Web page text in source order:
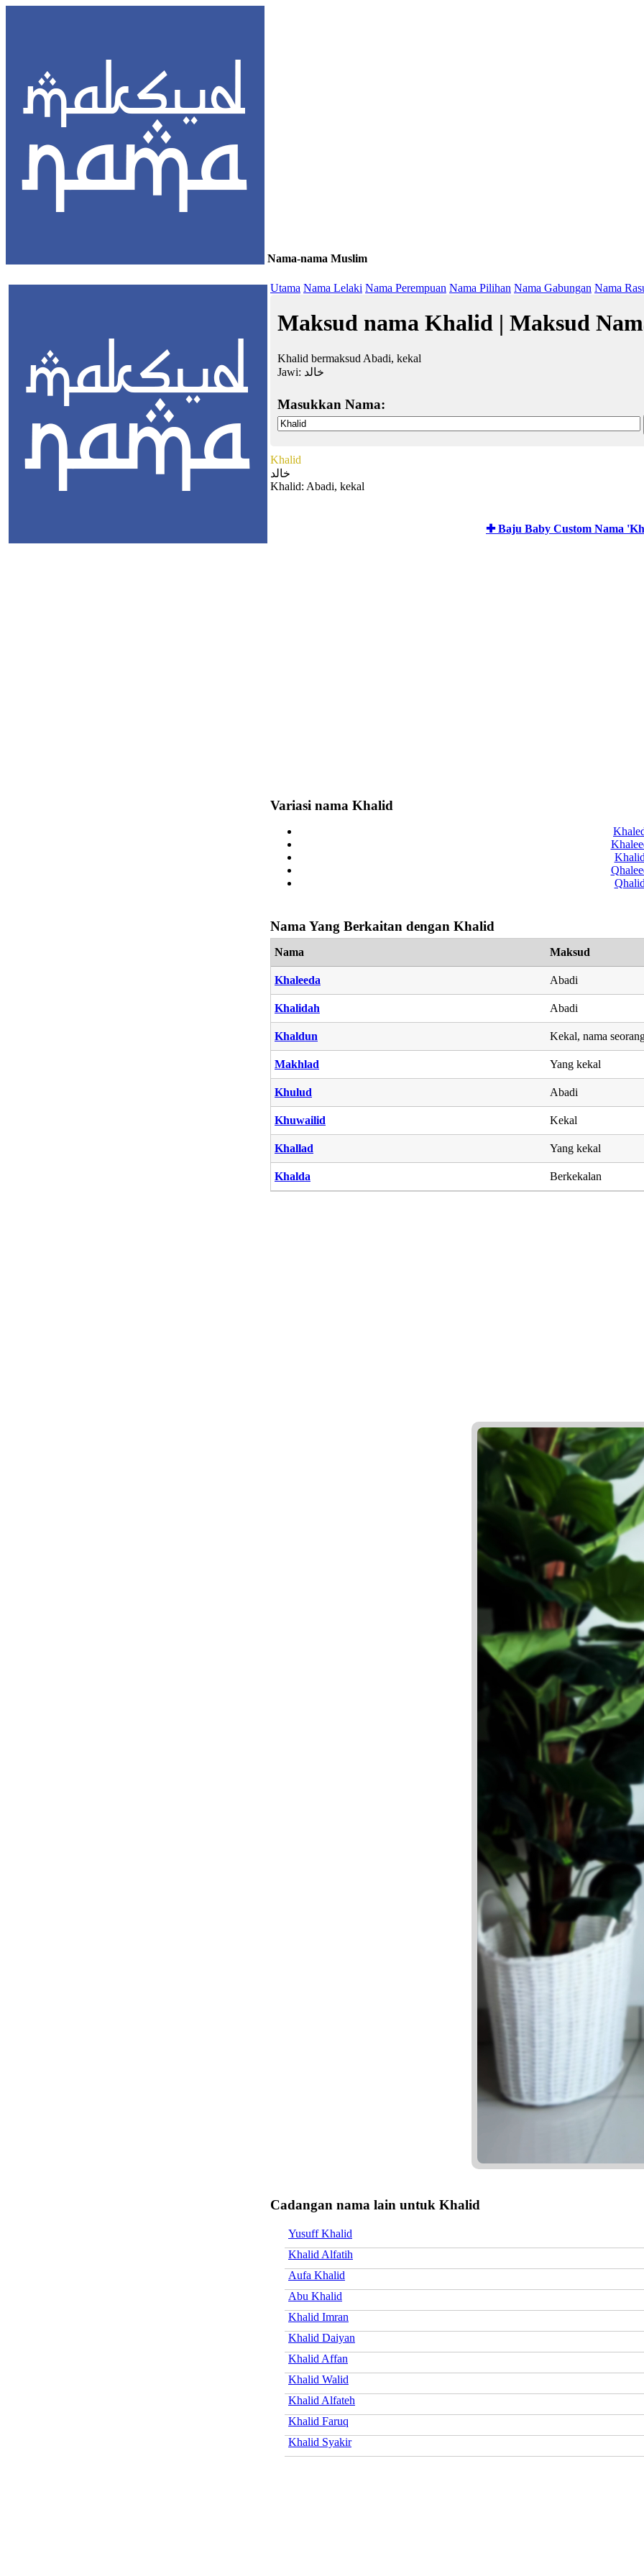
Nama-nama Muslim
Utama Nama Lelaki Nama Perempuan Nama Pilihan Nama Gabungan Nama
Maksud nama Khalid | Maksud
Khalid bermaksud Abadi, kekal
Jawi: خالد
Masukkan Nama:
Khalid
خالد
Khalid: Abadi, kekal
✚ Baju Baby Custom Nama
Variasi nama Khalid
Khalid
Qhalid
Nama Yang Berkaitan dengan Khalid
Nama Maksud
Khaleeda Abadi
Khalidah Abadi
Khaldun Kekal, nama
Makhlad Yang kekal
Khulud Abadi
Khuwailid Kekal
Khallad Yang kekal
Khalda Berkekalan
Cadangan nama lain untuk Khalid
Yusuff Khalid
Khalid Alfatih
Aufa Khalid
Abu Khalid
Khalid Imran
Khalid Daiyan
Khalid Affan
Khalid Walid
Khalid Alfateh
Khalid Faruq
Khalid Syakir